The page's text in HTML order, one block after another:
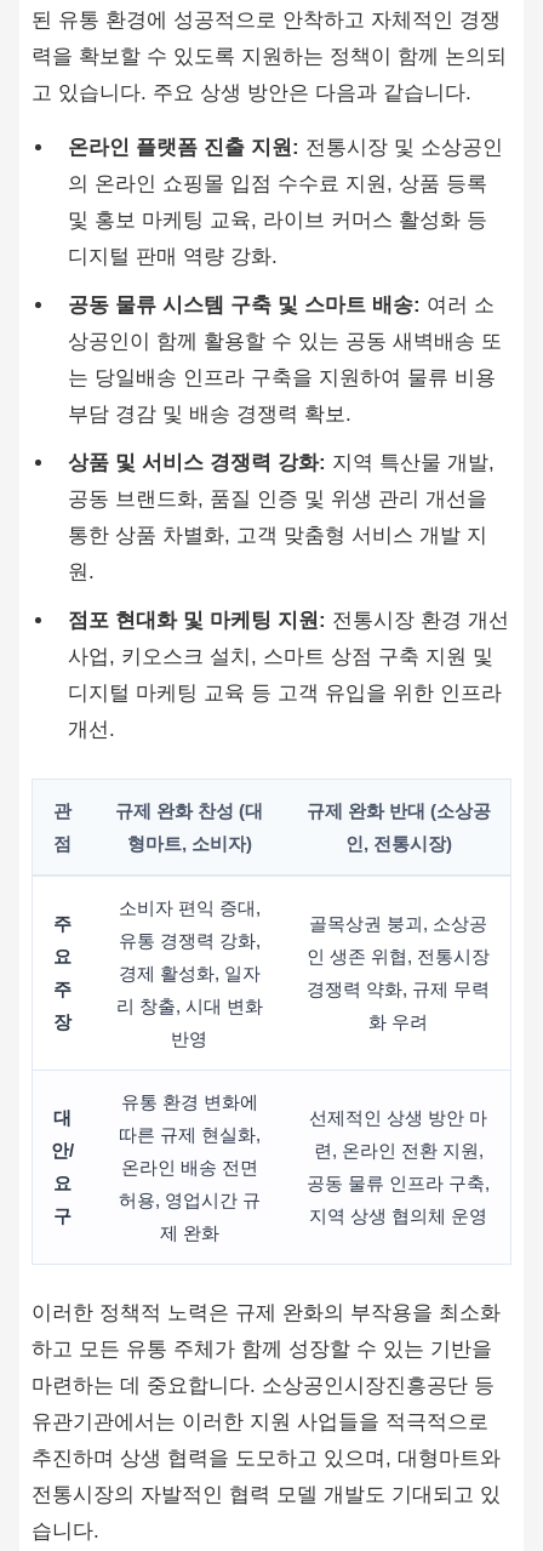
된 유통 환경에 성공적으로 안착하고 자체적인 경쟁
력을 확보할 수 있도록 지원하는 정책이 함께 논의되
고 있습니다. 주요 상생 방안은 다음과 같습니다.
온라인 플랫폼 진출 지원: 전통시장 및 소상공인
의 온라인 쇼핑몰 입점 수수료 지원, 상품 등록
및 홍보 마케팅 교육, 라이브 커머스 활성화 등
디지털 판매 역량 강화.
공동 물류 시스템 구축 및 스마트 배송: 여러 소
상공인이 함께 활용할 수 있는 공동 새벽배송 또
는 당일배송 인프라 구축을 지원하여 물류 비용
부담 경감 및 배송 경쟁력 확보.
상품 및 서비스 경쟁력 강화: 지역 특산물 개발,
공동 브랜드화, 품질 인증 및 위생 관리 개선을
통한 상품 차별화, 고객 맞춤형 서비스 개발 지
원.
점포 현대화 및 마케팅 지원: 전통시장 환경 개선
사업, 키오스크 설치, 스마트 상점 구축 지원 및
디지털 마케팅 교육 등 고객 유입을 위한 인프라
개선.
관
점
규제 완화 찬성 (대
형마트, 소비자)
규제 완화 반대 (소상공
인, 전통시장)
주
요
주
장
소비자 편익 증대,
유통 경쟁력 강화,
경제 활성화, 일자
리 창출, 시대 변화
반영
골목상권 붕괴, 소상공
인 생존 위협, 전통시장
경쟁력 약화, 규제 무력
화 우려
대
안/
요
구
유통 환경 변화에
따른 규제 현실화,
온라인 배송 전면
허용, 영업시간 규
제 완화
선제적인 상생 방안 마
련, 온라인 전환 지원,
공동 물류 인프라 구축,
지역 상생 협의체 운영
이러한 정책적 노력은 규제 완화의 부작용을 최소화
하고 모든 유통 주체가 함께 성장할 수 있는 기반을
마련하는 데 중요합니다. 소상공인시장진흥공단 등
유관기관에서는 이러한 지원 사업들을 적극적으로
추진하며 상생 협력을 도모하고 있으며, 대형마트와
전통시장의 자발적인 협력 모델 개발도 기대되고 있
습니다.